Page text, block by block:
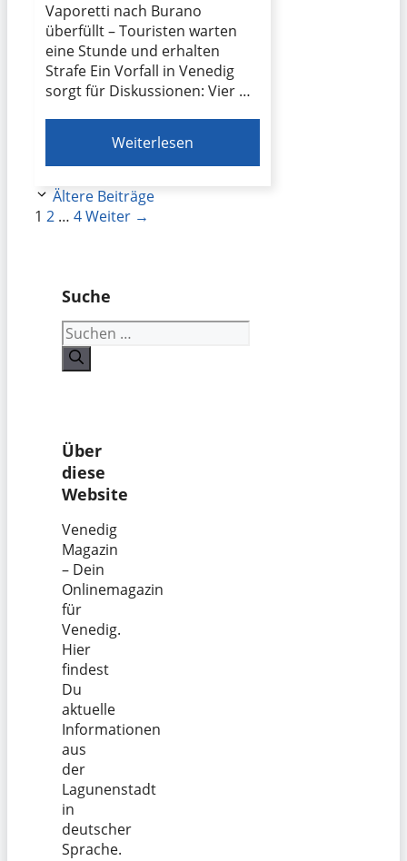
Vaporetti nach Burano
überfüllt – Touristen warten
eine Stunde und erhalten
Strafe Ein Vorfall in Venedig
sorgt für Diskussionen: Vier …
Weiterlesen
Ältere Beiträge
Seite
1 Seite
2 … Seite
4Weiter →
Suche
Suchen
nach:
Über
diese
Website
Venedig
Magazin
– Dein
Onlinemagazin
für
Venedig.
Hier
findest
Du
aktuelle
Informationen
aus
der
Lagunenstadt
in
deutscher
Sprache.